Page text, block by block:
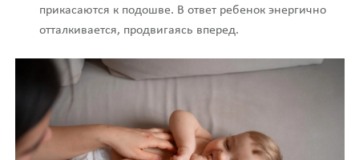
прикасаются к подошве. В ответ ребенок энергично
отталкивается, продвигаясь вперед.